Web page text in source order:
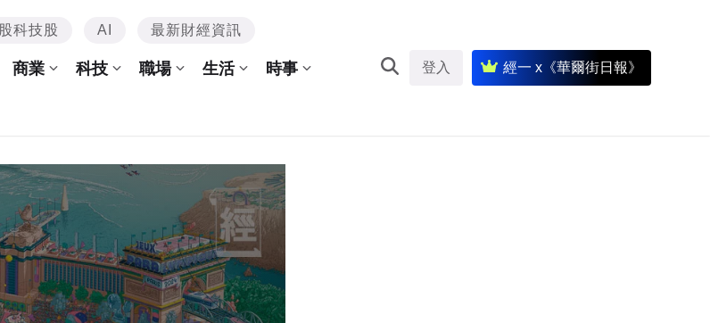
科技股 AI 最新財經資訊
商業 科技 職場 生活 時事 登入 經一 x《華爾街日報》